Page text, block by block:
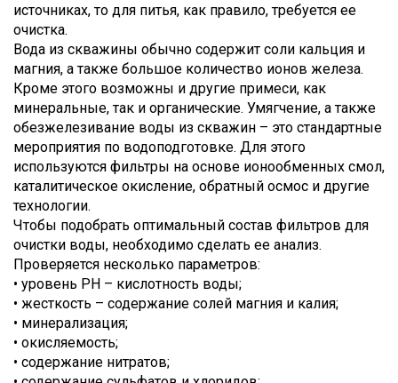
источниках, то для питья, как правило, требуется ее
очистка.
Вода из скважины обычно содержит соли кальция и
магния, а также большое количество ионов железа.
Кроме этого возможны и другие примеси, как
минеральные, так и органические. Умягчение, а также
обезжелезивание воды из скважин – это стандартные
мероприятия по водоподготовке. Для этого
используются фильтры на основе ионообменных смол,
каталитическое окисление, обратный осмос и другие
технологии.
Чтобы подобрать оптимальный состав фильтров для
очистки воды, необходимо сделать ее анализ.
Проверяется несколько параметров:
• уровень PH – кислотность воды;
• жесткость – содержание солей магния и калия;
• минерализация;
• окисляемость;
• содержание нитратов;